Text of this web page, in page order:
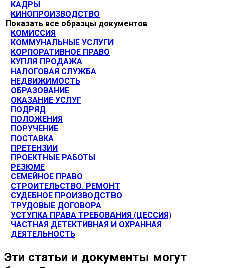
КАДРЫ
КИНОПРОИЗВОДСТВО
Показать все образцы документов
КОМИССИЯ
КОММУНАЛЬНЫЕ УСЛУГИ
КОРПОРАТИВНОЕ ПРАВО
КУПЛЯ-ПРОДАЖА
НАЛОГОВАЯ СЛУЖБА
НЕДВИЖИМОСТЬ
ОБРАЗОВАНИЕ
ОКАЗАНИЕ УСЛУГ
ПОДРЯД
ПОЛОЖЕНИЯ
ПОРУЧЕНИЕ
ПОСТАВКА
ПРЕТЕНЗИИ
ПРОЕКТНЫЕ РАБОТЫ
РЕЗЮМЕ
СЕМЕЙНОЕ ПРАВО
СТРОИТЕЛЬСТВО. РЕМОНТ
СУДЕБНОЕ ПРОИЗВОДСТВО
ТРУДОВЫЕ ДОГОВОРА
УСТУПКА ПРАВА ТРЕБОВАНИЯ (ЦЕССИЯ)
ЧАСТНАЯ ДЕТЕКТИВНАЯ И ОХРАННАЯ
ДЕЯТЕЛЬНОСТЬ
Эти статьи и документы могут